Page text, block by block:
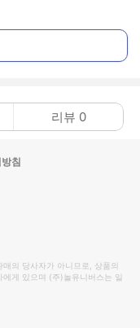
리뷰 0
침
의 당사자가 아니므로, 상품의
에게 있으며 (주)놀유니버스는 일